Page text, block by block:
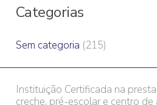
Categorias
Sem categoria (215)
Instituição Certificada na
creche, pré-escolar e centro